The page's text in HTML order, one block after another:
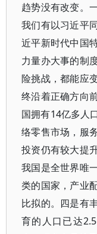
趋势没有改变。
我们有以习近平
近平新时代中国
力量办大事的制
险挑战，都能应
终沿着正确方向
国拥有14亿多人
络零售市场，服
投资仍有较大提
我国是全世界唯
类的国家，产业
比拟的。四是有
育的人口已达